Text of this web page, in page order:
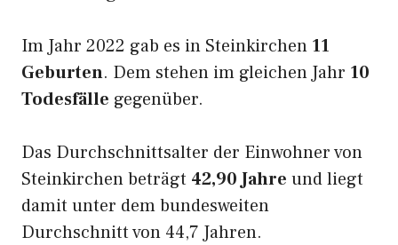
Im Jahr 2022 gab es in Steinkirchen 11
Geburten. Dem stehen im gleichen Jahr 10
Todesfälle gegenüber.
Das Durchschnittsalter der Einwohner von
Steinkirchen beträgt 42,90 Jahre und liegt
damit unter dem bundesweiten
Durchschnitt von 44,7 Jahren.